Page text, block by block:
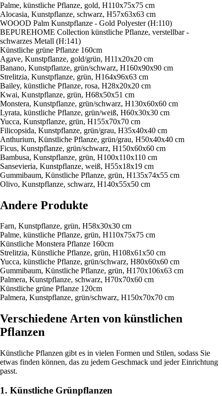
Palme, künstliche Pflanze, gold, H110x75x75 cm
Alocasia, Kunstpflanze, schwarz, H57x63x63 cm
WOOOD Palm Kunstpflanze - Gold Polyester (H:110)
BEPUREHOME Collection künstliche Pflanze, verstellbar -
schwarzes Metall (H:141)
Künstliche grüne Pflanze 160cm
Agave, Kunstpflanze, gold/grün, H11x20x20 cm
Banano, Kunstpflanze, grün/schwarz, H160x90x90 cm
Strelitzia, Kunstpflanze, grün, H164x96x63 cm
Bailey, künstliche Pflanze, rosa, H28x20x20 cm
Kwai, Kunstpflanze, grün, H68x50x51 cm
Monstera, Kunstpflanze, grün/schwarz, H130x60x60 cm
Lyrata, künstliche Pflanze, grün/weiß, H60x30x30 cm
Yucca, Kunstpflanze, grün, H155x70x70 cm
Filicopsida, Kunstpflanze, grün/grau, H35x40x40 cm
Anthurium, Künstliche Pflanze, grün/grau, H50x40x40 cm
Ficus, Kunstpflanze, grün/schwarz, H150x60x60 cm
Bambusa, Kunstpflanze, grün, H100x110x110 cm
Sansevieria, Kunstpflanze, weiß, H55x18x19 cm
Gummibaum, Künstliche Pflanze, grün, H135x74x55 cm
Olivo, Kunstpflanze, schwarz, H140x55x50 cm
Andere Produkte
Farn, Kunstpflanze, grün, H58x30x30 cm
Palme, künstliche Pflanze, grün, H110x75x75 cm
Künstliche Monstera Pflanze 160cm
Strelitzia, Künstliche Pflanze, grün, H108x61x50 cm
Yucca, künstliche Pflanze, grün/schwarz, H80x60x60 cm
Gummibaum, Künstliche Pflanze, grün, H170x106x63 cm
Palmera, Kunstpflanze, schwarz, H70x70x60 cm
Künstliche grüne Pflanze 120cm
Palmera, Kunstpflanze, grün/schwarz, H150x70x70 cm
Verschiedene Arten von künstlichen
Pflanzen
Künstliche Pflanzen gibt es in vielen Formen und Stilen, sodass Sie
etwas finden können, das zu jedem Geschmack und jeder Einrichtung
passt.
1. Künstliche Grünpflanzen